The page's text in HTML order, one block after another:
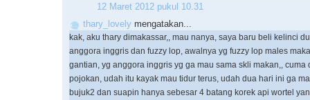
12 Maret 2012 pukul 10.31
thary_lovely mengatakan...
kak, aku thary dimakassar,, mau nanya, saya baru beli kelinci
anggora inggris dan fuzzy lop, awalnya yg fuzzy lop males
gantian, yg anggora inggris yg ga mau sama skli makan,, cuma
pojokan, udah itu kayak mau tidur terus, udah dua hari ini ga
bujuk2 dan suapin hanya sebesar 4 batang korek api wortel